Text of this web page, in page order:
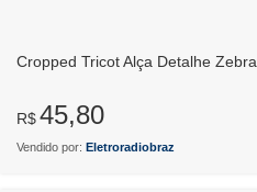
Cropped Tricot Alça Detalhe Zebra
R$45,80
Vendido por: Eletroradiobraz